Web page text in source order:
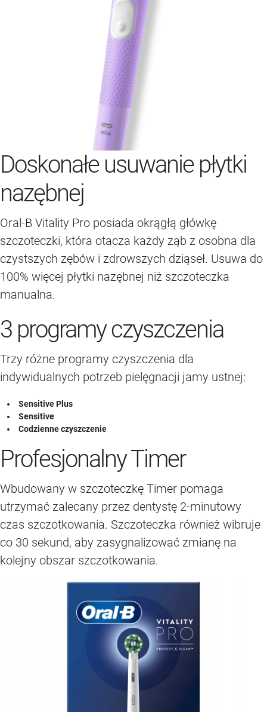
Doskonałe usuwanie płytki
nazębnej
Oral-B Vitality Pro posiada okrągłą główkę
szczoteczki, która otacza każdy ząb z osobna dla
czystszych zębów i zdrowszych dziąseł. Usuwa do
100% więcej płytki nazębnej niż szczoteczka
manualna.
3 programy czyszczenia
Trzy różne programy czyszczenia dla
indywidualnych potrzeb pielęgnacji jamy ustnej:
Sensitive Plus
Sensitive
Codzienne czyszczenie
Profesjonalny Timer
Wbudowany w szczoteczkę Timer pomaga
utrzymać zalecany przez dentystę 2-minutowy
czas szczotkowania. Szczoteczka również wibruje
co 30 sekund, aby zasygnalizować zmianę na
kolejny obszar szczotkowania.